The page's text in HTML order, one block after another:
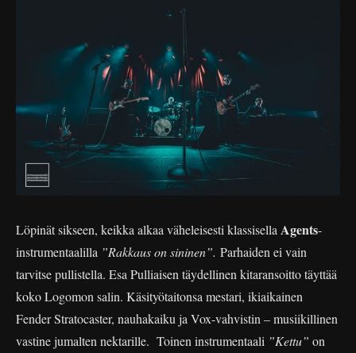
Löpinät sikseen, keikka alkaa väheleisesti klassisella Agents-
instrumentaalilla ”Rakkaus on sininen”. Parhaiden ei vain
tarvitse pullistella. Esa Pulliaisen täydellinen kitaransoitto täyttää
koko Logomon salin. Käsityötaitonsa mestari, ikiaikainen
Fender Stratocaster, nauhakaiku ja Vox-vahvistin – musiikillinen
vastine jumalten nektarille. Toinen instrumentaali ”Kettu” on